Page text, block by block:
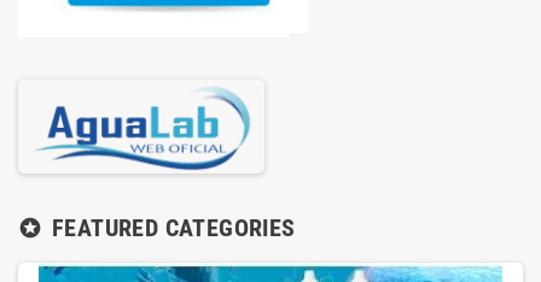
stars FEATURED CATEGORIES